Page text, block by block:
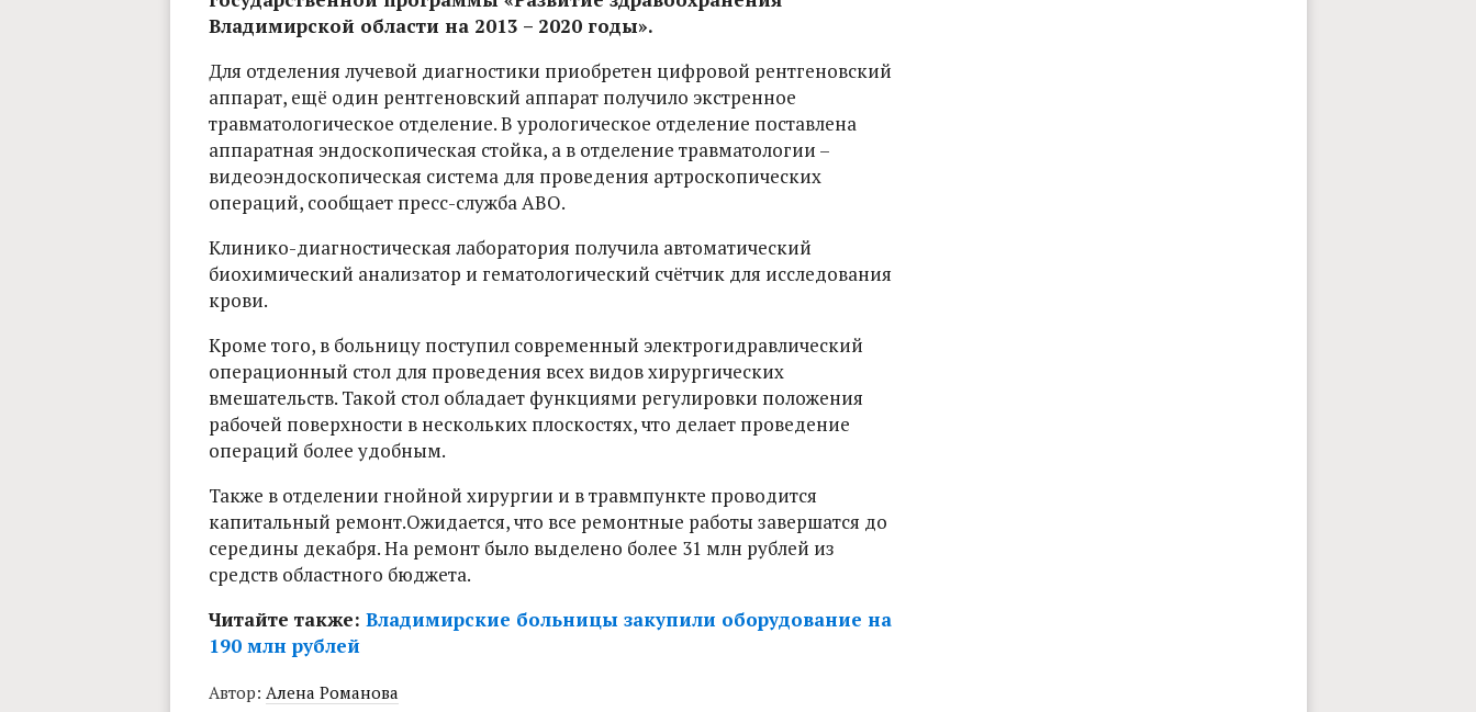
Владимирской области на 2013 – 2020 годы».
Для отделения лучевой диагностики приобретен цифровой рентгеновский
аппарат, ещё один рентгеновский аппарат получило экстренное
травматологическое отделение. В урологическое отделение поставлена
аппаратная эндоскопическая стойка, а в отделение травматологии –
видеоэндоскопическая система для проведения артроскопических
операций, сообщает пресс-служба АВО.
Клинико-диагностическая лаборатория получила автоматический
биохимический анализатор и гематологический счётчик для исследования
крови.
Кроме того, в больницу поступил современный электрогидравлический
операционный стол для проведения всех видов хирургических
вмешательств. Такой стол обладает функциями регулировки положения
рабочей поверхности в нескольких плоскостях, что делает проведение
операций более удобным.
Также в отделении гнойной хирургии и в травмпункте проводится
капитальный ремонт.Ожидается, что все ремонтные работы завершатся до
середины декабря. На ремонт было выделено более 31 млн рублей из
средств областного бюджета.
Читайте также: Владимирские больницы закупили оборудование на
190 млн рублей
Автор: Алена Романова